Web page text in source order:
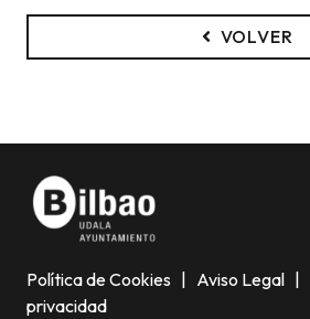
VOLVER
Política de Cookies | Aviso Legal |
privacidad